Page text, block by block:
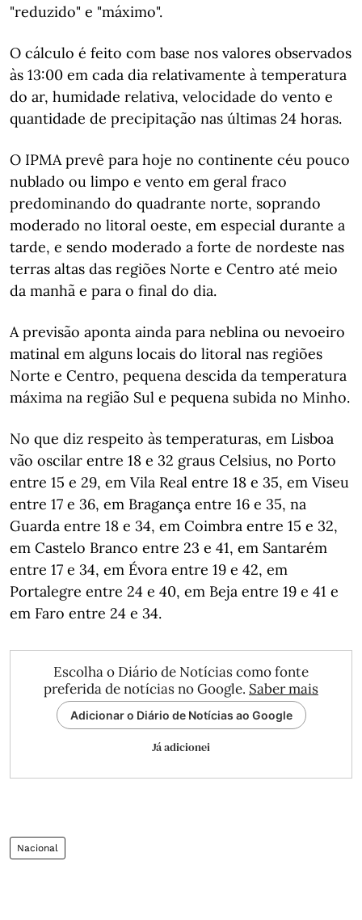
"reduzido" e "máximo".
O cálculo é feito com base nos valores observados
às 13:00 em cada dia relativamente à temperatura
do ar, humidade relativa, velocidade do vento e
quantidade de precipitação nas últimas 24 horas.
O IPMA prevê para hoje no continente céu pouco
nublado ou limpo e vento em geral fraco
predominando do quadrante norte, soprando
moderado no litoral oeste, em especial durante a
tarde, e sendo moderado a forte de nordeste nas
terras altas das regiões Norte e Centro até meio
da manhã e para o final do dia.
A previsão aponta ainda para neblina ou nevoeiro
matinal em alguns locais do litoral nas regiões
Norte e Centro, pequena descida da temperatura
máxima na região Sul e pequena subida no Minho.
No que diz respeito às temperaturas, em Lisboa
vão oscilar entre 18 e 32 graus Celsius, no Porto
entre 15 e 29, em Vila Real entre 18 e 35, em Viseu
entre 17 e 36, em Bragança entre 16 e 35, na
Guarda entre 18 e 34, em Coimbra entre 15 e 32,
em Castelo Branco entre 23 e 41, em Santarém
entre 17 e 34, em Évora entre 19 e 42, em
Portalegre entre 24 e 40, em Beja entre 19 e 41 e
em Faro entre 24 e 34.
Escolha o Diário de Notícias como fonte
preferida de notícias no Google. Saber mais
Adicionar o Diário de Notícias ao Google
Já adicionei
Nacional